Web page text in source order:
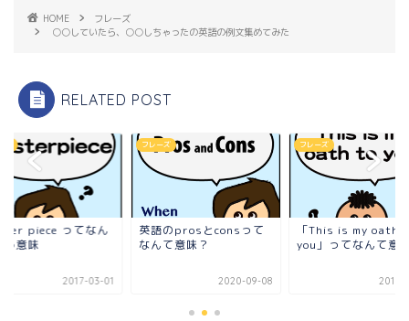
HOME
フレーズ
○○していたら、○○しちゃったの英語の例文集めてみた
RELATED POST
piece ってなん
う意味
2017-03-01
フレーズ
英語のprosとconsって
なんて意味？
2020-09-08
フレーズ
「This is my oath
you」ってなんて意
2017-